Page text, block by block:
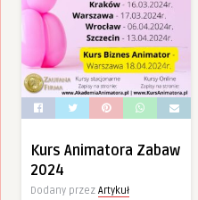
Kurs Animatora Zabaw
2024
Dodany przez Artykuł